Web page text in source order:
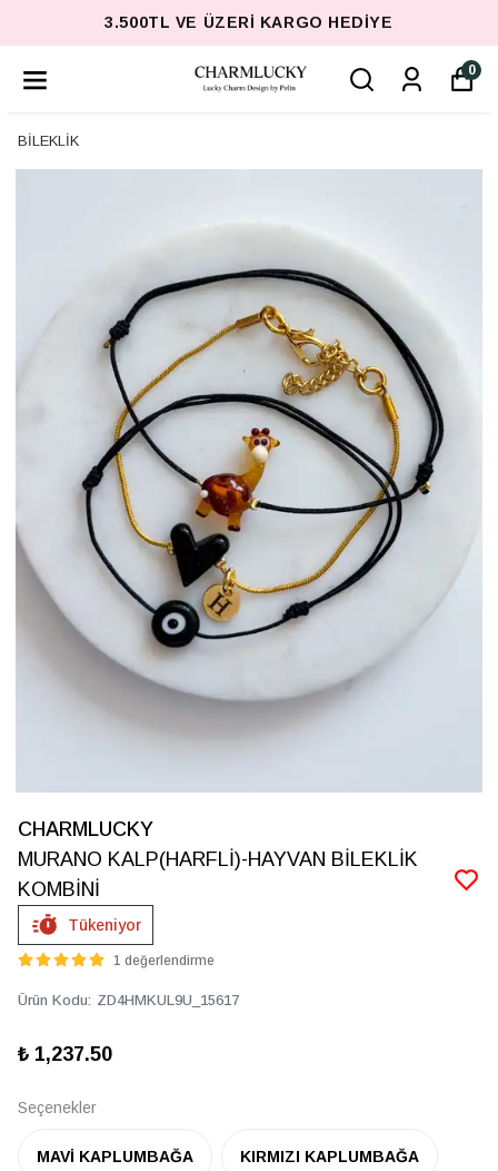
3.500TL VE ÜZERI KARGO HEDIYE
0
BİLEKLİK
CHARMLUCKY
MURANO KALP(HARFLİ)-HAYVAN BİLEKLİK
KOMBİNİ
Tükeniyor
1 değerlendirme
Ürün Kodu: ZD4HMKUL9U_15617
₺ 1,237.50
Seçenekler
MAVİ KAPLUMBAĞA KIRMIZI KAPLUMBAĞA